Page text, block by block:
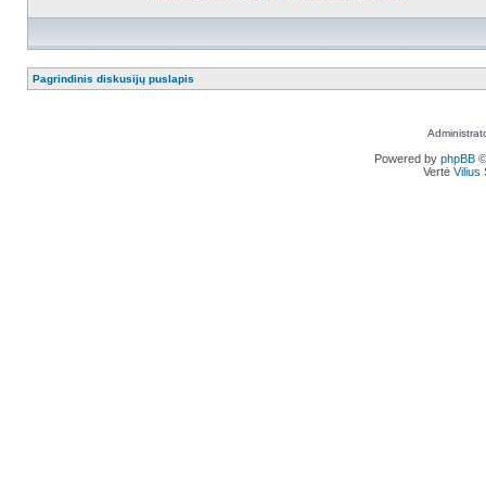
Pagrindinis diskusijų puslapis
Powered by phpBB
Vertė Vilius